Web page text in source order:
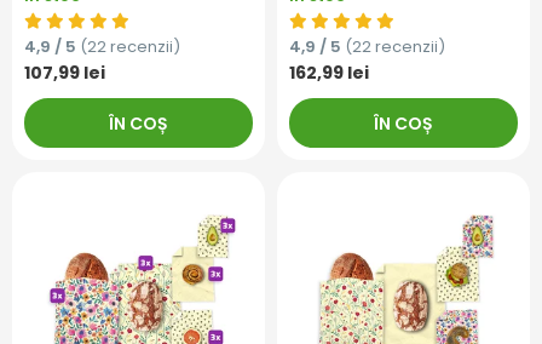
4,9 / 5 (22 recenzii)
107,99 lei
ÎN COȘ
4,9 / 5 (22 recenzii)
162,99 lei
ÎN COȘ